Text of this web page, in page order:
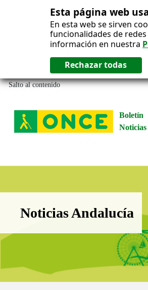
Esta página web
En esta web se sirven
funcionalidades de
información en nuestra
Salto al contenido
Boletín
Boletín Noticias
Noticias Andalucía